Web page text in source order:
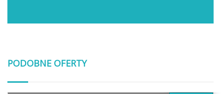
PODOBNE OFERTY